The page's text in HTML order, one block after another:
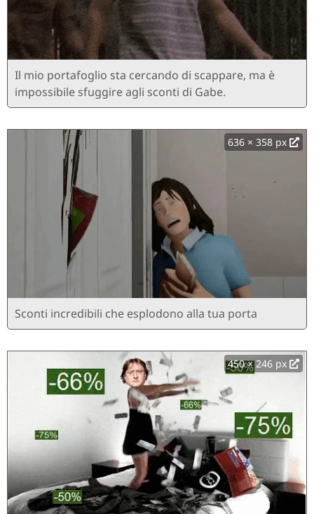
Il mio portafoglio sta cercando di scappare, ma è
impossibile sfuggire agli sconti di Gabe.
636 × 358 px
Sconti incredibili che esplodono alla tua porta
450 × 246 px